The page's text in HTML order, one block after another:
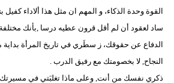
القوة وحدة الذكاء، و المهم ان مثل هذا ألاداء كفيل
ساد لعقود أن لم أقل قرون عطيه درسا ,بأنك
الدفاع عن حقوقك، ز سطَري في تاريخ المرأة
النجاح, لا بخصومتك مع رفيق الدرب .
ذكري نفسك من أنت, وعلى ماذا تغلبَتي في مسيرتك